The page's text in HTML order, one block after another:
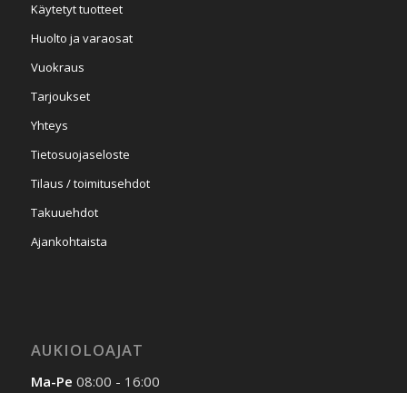
Käytetyt tuotteet
Huolto ja varaosat
Vuokraus
Tarjoukset
Yhteys
Tietosuojaseloste
Tilaus / toimitusehdot
Takuuehdot
Ajankohtaista
AUKIOLOAJAT
Ma-Pe 08:00 - 16:00